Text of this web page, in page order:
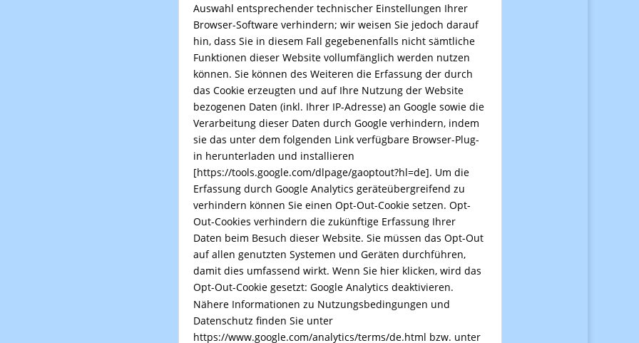
Auswahl entsprechender technischer Einstellungen Ihrer
Browser-Software verhindern; wir weisen Sie jedoch darauf
hin, dass Sie in diesem Fall gegebenenfalls nicht sämtliche
Funktionen dieser Website vollumfänglich werden nutzen
können. Sie können des Weiteren die Erfassung der durch
das Cookie erzeugten und auf Ihre Nutzung der Website
bezogenen Daten (inkl. Ihrer IP-Adresse) an Google sowie die
Verarbeitung dieser Daten durch Google verhindern, indem
sie das unter dem folgenden Link verfügbare Browser-Plug-
in herunterladen und installieren
[https://tools.google.com/dlpage/gaoptout?hl=de]. Um die
Erfassung durch Google Analytics geräteübergreifend zu
verhindern können Sie einen Opt-Out-Cookie setzen. Opt-
Out-Cookies verhindern die zukünftige Erfassung Ihrer
Daten beim Besuch dieser Website. Sie müssen das Opt-Out
auf allen genutzten Systemen und Geräten durchführen,
damit dies umfassend wirkt. Wenn Sie hier klicken, wird das
Opt-Out-Cookie gesetzt:Google Analytics deaktivieren.
Nähere Informationen zu Nutzungsbedingungen und
Datenschutz finden Sie unter
https://www.google.com/analytics/terms/de.html bzw. unter